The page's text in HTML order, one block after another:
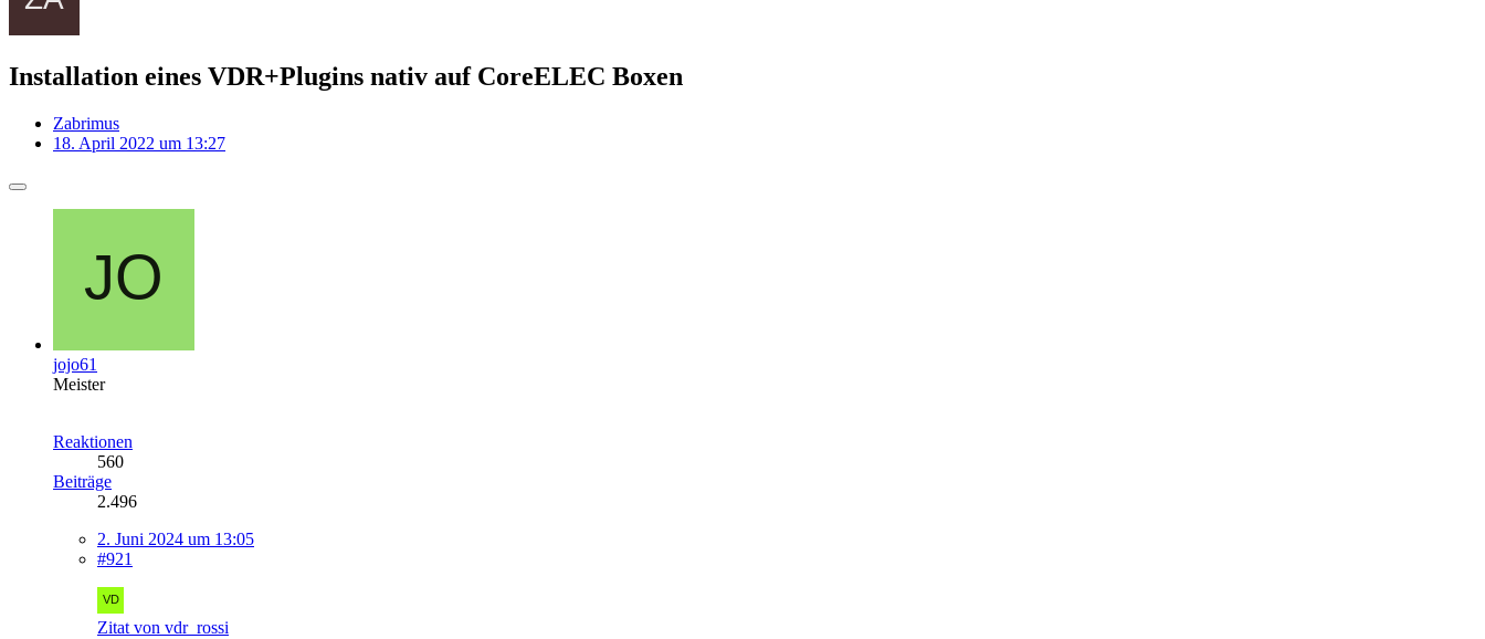
Installation eines VDR+Plugins nativ auf CoreELEC Boxen
Zabrimus
18. April 2022 um 13:27
jojo61
Meister
Reaktionen
560
Beiträge
2.496
2. Juni 2024 um 13:05
#921
Zitat von vdr_rossi